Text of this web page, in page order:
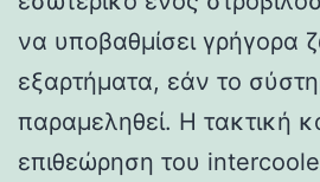
να υποβαθμίσει γρήγορα
εξαρτήματα, εάν το
παραμεληθεί. Η τακτική
επιθεώρηση του